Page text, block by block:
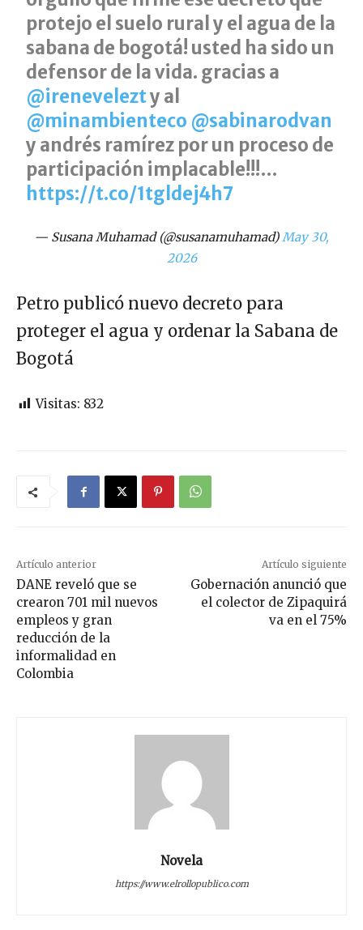
protejo el suelo rural y el agua de la
sabana de bogotá! usted ha sido un
defensor de la vida. gracias a
@irenevelezty al
@minambienteco @sabinarodvan
y andrés ramírez por un proceso de
participación implacable!!!…
https://t.co/1tgldej4h7
— Susana Muhamad (@susanamuhamad)May 30,
2026
Petro publicó nuevo decreto para
proteger el agua y ordenar la Sabana de
Bogotá
Visitas: 832
Artículo anterior
DANE reveló que se
crearon 701 mil nuevos
empleos y gran
reducción de la
informalidad en
Colombia
Artículo siguiente
Gobernación anunció que
el colector de Zipaquirá
va en el 75%
Novela
https://www.elrollopublico.com